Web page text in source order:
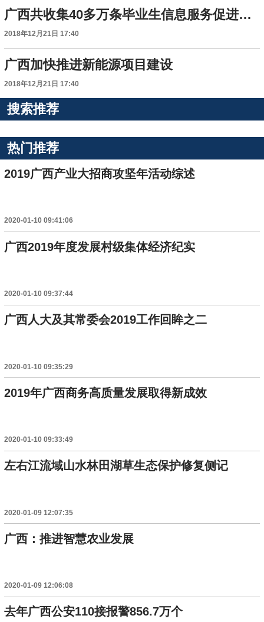
广西共收集40多万条毕业生信息服务促进多元化就业
2018年12月21日 17:40
广西加快推进新能源项目建设
2018年12月21日 17:40
搜索推荐
热门推荐
2019广西产业大招商攻坚年活动综述
2020-01-10 09:41:06
广西2019年度发展村级集体经济纪实
2020-01-10 09:37:44
广西人大及其常委会2019工作回眸之二
2020-01-10 09:35:29
2019年广西商务高质量发展取得新成效
2020-01-10 09:33:49
左右江流域山水林田湖草生态保护修复侧记
2020-01-09 12:07:35
广西：推进智慧农业发展
2020-01-09 12:06:08
去年广西公安110接报警856.7万个